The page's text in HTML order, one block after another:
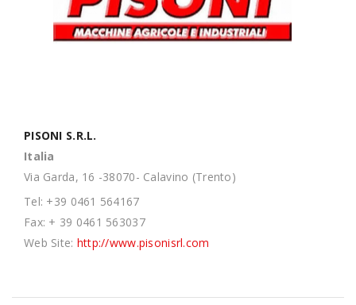
PISONI S.R.L.
Italia
Via Garda, 16 -38070- Calavino (Trento)
Tel: +39 0461 564167
Fax: + 39 0461 563037
Web Site: http://www.pisonisrl.com